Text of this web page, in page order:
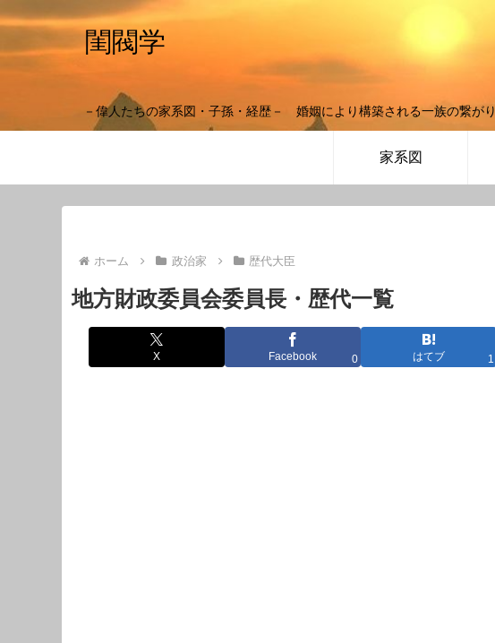
閨閥学
－偉人たちの家系図・子孫・経歴－ 婚姻により構築される一族の繋がり
家系図
ホーム 政治家 歴代大臣
地方財政委員会委員長・歴代一覧
X Facebook 0 はてブ 1